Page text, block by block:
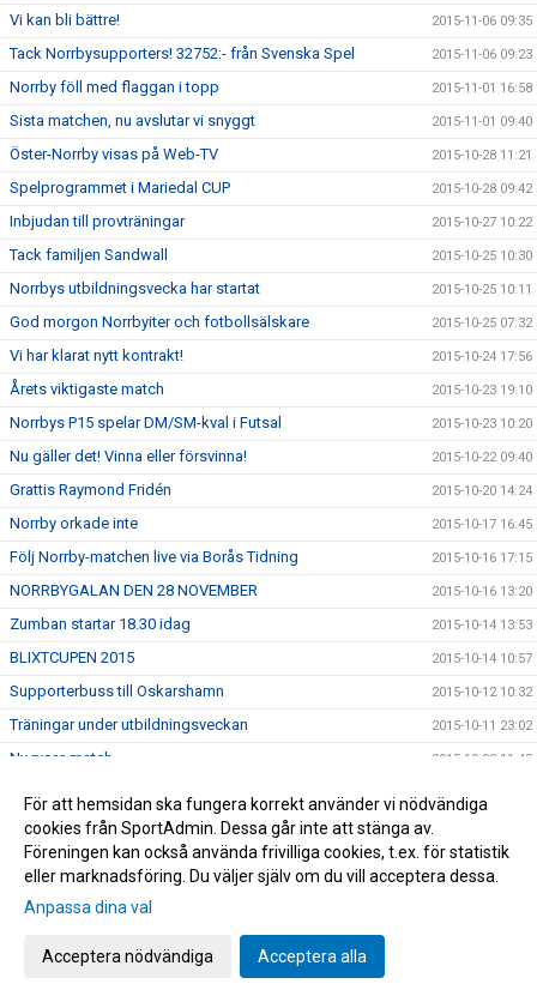
Vi kan bli bättre! 2015-11-06 09:35
Tack Norrbysupporters! 32752:- från Svenska Spel 2015-11-06 09:23
Norrby föll med flaggan i topp 2015-11-01 16:58
Sista matchen, nu avslutar vi snyggt 2015-11-01 09:40
Öster-Norrby visas på Web-TV 2015-10-28 11:21
Spelprogrammet i Mariedal CUP 2015-10-28 09:42
Inbjudan till provträningar 2015-10-27 10:22
Tack familjen Sandwall 2015-10-25 10:30
Norrbys utbildningsvecka har startat 2015-10-25 10:11
God morgon Norrbyiter och fotbollsälskare 2015-10-25 07:32
Vi har klarat nytt kontrakt! 2015-10-24 17:56
Årets viktigaste match 2015-10-23 19:10
Norrbys P15 spelar DM/SM-kval i Futsal 2015-10-23 10:20
Nu gäller det! Vinna eller försvinna! 2015-10-22 09:40
Grattis Raymond Fridén 2015-10-20 14:24
Norrby orkade inte 2015-10-17 16:45
Följ Norrby-matchen live via Borås Tidning 2015-10-16 17:15
NORRBYGALAN DEN 28 NOVEMBER 2015-10-16 13:20
Zumban startar 18.30 idag 2015-10-14 13:53
BLIXTCUPEN 2015 2015-10-14 10:57
Supporterbuss till Oskarshamn 2015-10-12 10:32
Träningar under utbildningsveckan 2015-10-11 23:02
Ny rysar-match 2015-10-08 11:48
U17 och U19 kvalspelar samt deltar i Ligacupen
Inbjudan-Inspirationsträff 2015-10-07 10:06
Tack från Röda Korset
För att hemsidan ska fungera korrekt använder vi nödvändiga
cookies från SportAdmin. Dessa går inte att stänga av.
Föreningen kan också använda frivilliga cookies, t.ex. för statistik
eller marknadsföring. Du väljer själv om du vill acceptera dessa.
Anpassa dina val
Acceptera nödvändiga Acceptera alla